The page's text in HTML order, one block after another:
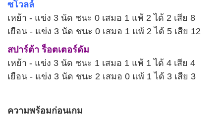
ซโวลล์
เหย้า - แข่ง 3 นัด ชนะ 0 เสมอ 1 แพ้ 2 ได้ 2 เสีย 8
เยือน - แข่ง 3 นัด ชนะ 0 เสมอ 1 แพ้ 2 ได้ 5 เสีย 12
สปาร์ต้า ร็อตเตอร์ดัม
เหย้า - แข่ง 3 นัด ชนะ 1 เสมอ 1 แพ้ 1 ได้ 4 เสีย 4
เยือน - แข่ง 3 นัด ชนะ 2 เสมอ 0 แพ้ 1 ได้ 3 เสีย 3
ความพร้อมก่อนเกม